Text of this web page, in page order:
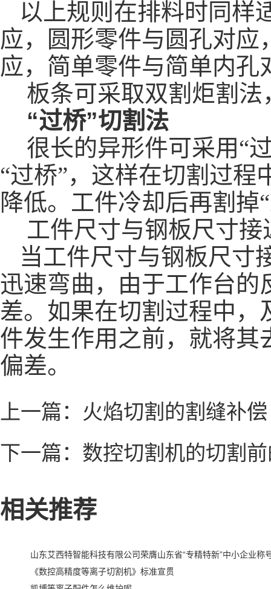
以上规则在排料时同样
应，圆形零件与圆孔对
应，简单零件与简单内孔
板条可采取双割炬割
“过桥”切割法
很长的异形件可采用 “
“过桥”，这样在切割过程
降低。工件冷却后再割掉“
工件尺寸与钢板尺寸
当工件尺寸与钢板尺寸
迅速弯曲，由于工作台的
差。如果在切割过程中，
件发生作用之前，就将其
偏差。
上一篇： 火焰切割的割缝补偿
下一篇： 数控切割机的切割
相关推荐
山东艾西特智能科技有限公司荣膺山东省“专精特新”中小企业称
《数控高精度等离子切割机》标准宣贯